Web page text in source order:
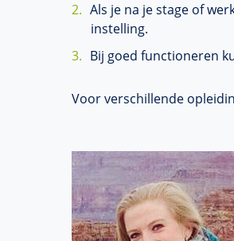
Als je na je stage of
instelling.
Bij goed functioneren
Voor verschillende